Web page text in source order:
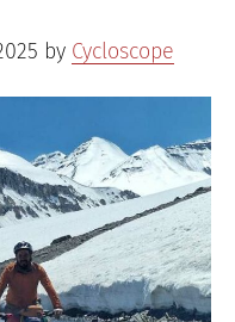
by Cycloscope